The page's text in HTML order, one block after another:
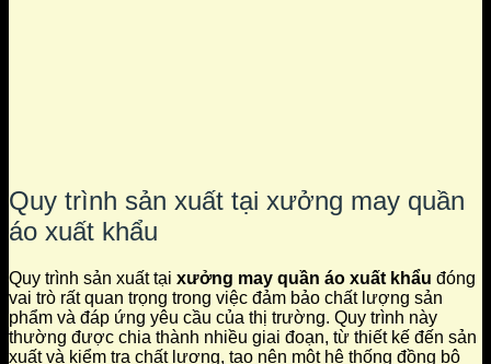
Quy trình sản xuất tại xưởng may quần
áo xuất khẩu
Quy trình sản xuất tại xưởng may quần áo xuất khẩu đóng
vai trò rất quan trọng trong việc đảm bảo chất lượng sản
phẩm và đáp ứng yêu cầu của thị trường. Quy trình này
thường được chia thành nhiều giai đoạn, từ thiết kế đến sản
xuất và kiểm tra chất lượng, tạo nên một hệ thống đồng bộ